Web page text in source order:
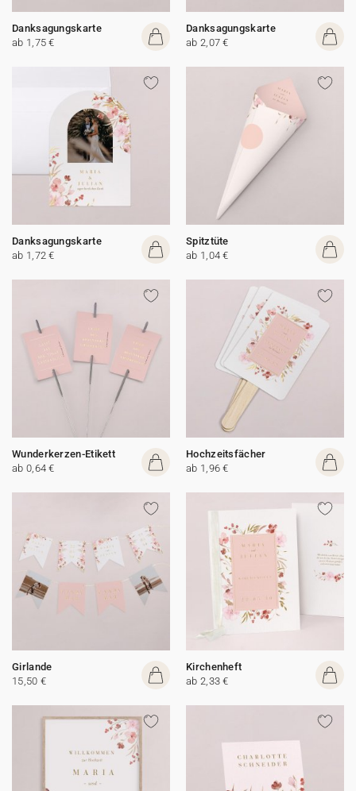
Danksagungskarte
ab 1,75 €
Danksagungskarte
ab 2,07 €
Danksagungskarte
ab 1,72 €
Spitztüte
ab 1,04 €
Wunderkerzen-Etikett
ab 0,64 €
Hochzeitsfächer
ab 1,96 €
Girlande
15,50 €
Kirchenheft
ab 2,33 €